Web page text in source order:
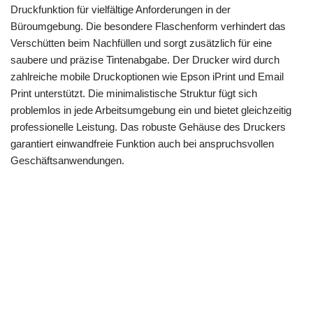
Druckfunktion für vielfältige Anforderungen in der
Büroumgebung. Die besondere Flaschenform verhindert das
Verschütten beim Nachfüllen und sorgt zusätzlich für eine
saubere und präzise Tintenabgabe. Der Drucker wird durch
zahlreiche mobile Druckoptionen wie Epson iPrint und Email
Print unterstützt. Die minimalistische Struktur fügt sich
problemlos in jede Arbeitsumgebung ein und bietet gleichzeitig
professionelle Leistung. Das robuste Gehäuse des Druckers
garantiert einwandfreie Funktion auch bei anspruchsvollen
Geschäftsanwendungen.